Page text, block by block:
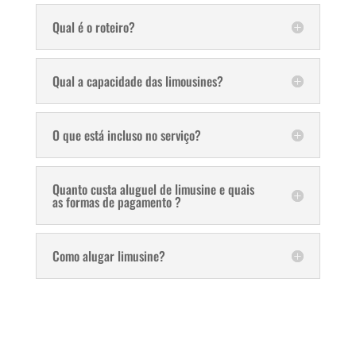
Qual é o roteiro?
Qual a capacidade das limousines?
O que está incluso no serviço?
Quanto custa aluguel de limusine e quais
as formas de pagamento ?
Como alugar limusine?